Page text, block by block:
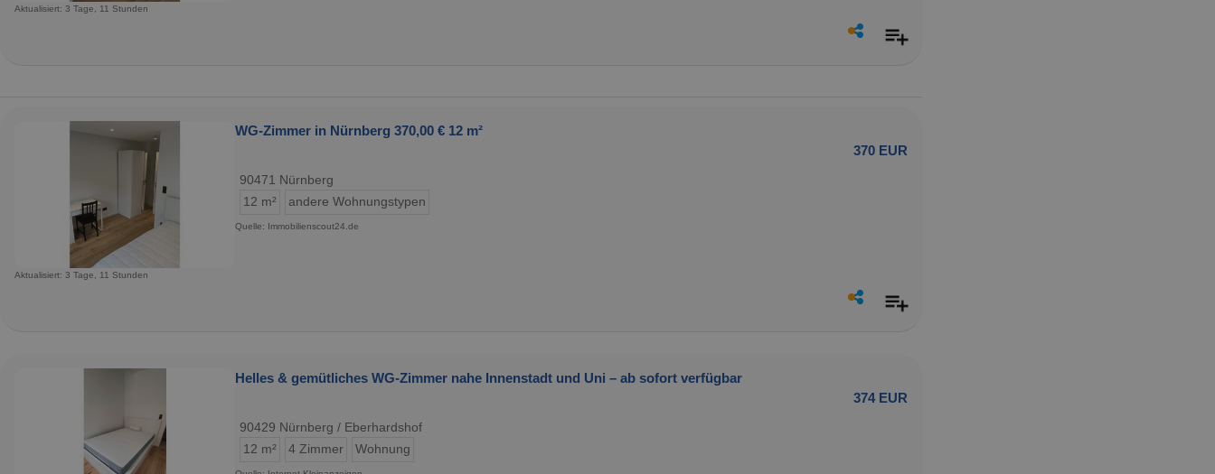
Aktualisiert: 3 Tage, 11 Stunden
WG-Zimmer in Nürnberg 370,00 € 12 m²
370 EUR
90471 Nürnberg
12 m²
andere Wohnungstypen
Quelle: Immobilienscout24.de
Aktualisiert: 3 Tage, 11 Stunden
Helles & gemütliches WG-Zimmer nahe Innenstadt und Uni – ab sofort verfügbar
374 EUR
90429 Nürnberg / Eberhardshof
12 m²
4 Zimmer Wohnung